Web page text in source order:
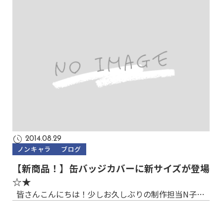
2014.08.29
ノンキャラ ブログ
【新商品！】缶バッジカバーに新サイズが登場
☆★
皆さんこんにちは！少しお久しぶりの制作担当N子…